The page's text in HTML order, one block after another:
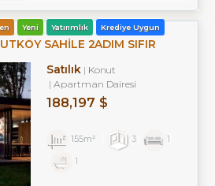
Yeni Yatırımlık Krediye Uygun
SAHİLE 2ADIM SIFIR
Satılık
Konut
Apartman Dairesi
188,197 $
155m² 3
1
1